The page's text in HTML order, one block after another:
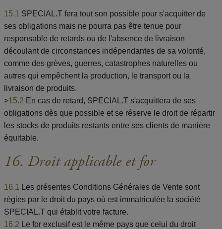
15.1 SPECIAL.T fera tout son possible pour s'acquitter de
ses obligations mais ne pourra pas être tenue pour
responsable de retards ou de l'absence de livraison
découlant de circonstances indépendantes de sa volonté,
comme des grèves, guerres, catastrophes naturelles ou
autres qui empêchent la production, le transport ou la
livraison de produits.
>15.2 En cas de retard, SPECIAL.T s'acquittera de ses
obligations dès que possible et se réserve le droit de répartir
les stocks de produits restants entre ses clients de manière
équitable.
16. Droit applicable et for
16.1
Les présentes Conditions Générales de Vente sont
régies par le droit du pays où est immatriculée la société
SPECIAL.T qui établit votre facture.
16.2 Le for exclusif est le même pays que celui du droit